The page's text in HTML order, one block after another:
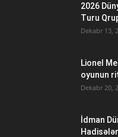
2026
Turu
Dekabr 13,
Lionel
oyunun
Dekabr 20,
İdman